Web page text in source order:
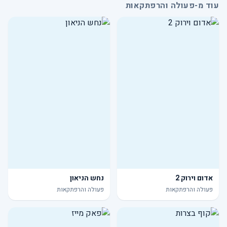
עוד מ-פעולה והרפתקאות
אדום וירוק 2
פעולה והרפתקאות
נחש הניאון
פעולה והרפתקאות